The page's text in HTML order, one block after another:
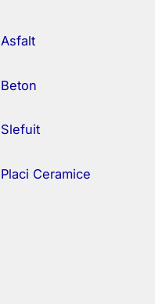
Ceramice